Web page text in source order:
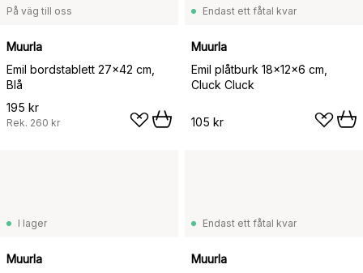
På väg till oss
Muurla
Emil bordstablett 27x42 cm,
Blå
195 kr
Rek. 260 kr
Endast ett fåtal kvar
Muurla
Emil plåtburk 18x12x6 cm,
Cluck Cluck
105 kr
I lager
Muurla
Endast ett fåtal kvar
Muurla